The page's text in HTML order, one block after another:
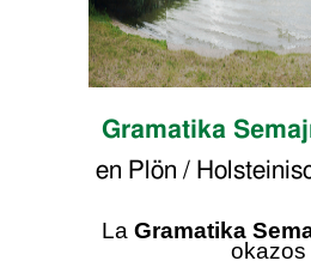
Gramatika
en Plön /
La Gramatika
okazos